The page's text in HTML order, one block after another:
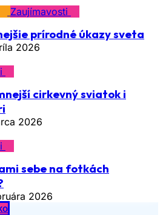
Zaujímavosti
prírodné úkazy sveta
2026
cirkevný sviatok i
2026
sebe na fotkách
2026